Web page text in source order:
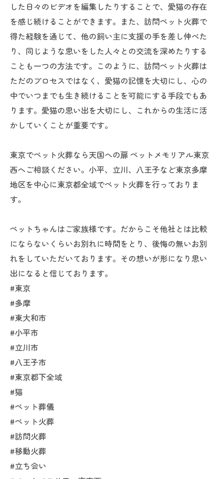
した日々のビデオを編集したりすることで、愛猫の存在
を感じ続けることができます。また、訪問ペット火葬で
得た経験を通じて、他の飼い主に支援の手を差し伸べた
り、同じような思いをした人々との交流を深めたりする
ことも一つの方法です。このように、訪問ペット火葬は
ただのプロセスではなく、愛猫の記憶を大切にし、心の
中でいつまでも生き続けることを可能にする手段でもあ
ります。愛猫の思い出を大切にし、これからの生活に活
かしていくことが重要です。
東京でペット火葬なら天国への扉 ペットメモリアル東京
西へご相談ください。小平、立川、八王子など東京多摩
地区を中心に東京都全域でペット火葬を行っておりま
す。
ペットちゃんはご家族様です。だからこそ他社とは比較
にならないくらいお別れに時間をとり、後悔の無いお別
れをしていただいております。その想いが形になり思い
出になると信じております。
#東京
#多摩
#東大和市
#小平市
#立川市
#八王子市
#東京都下全域
#猫
#ペット葬儀
#ペット火葬
#訪問火葬
#移動火葬
#立ち会い